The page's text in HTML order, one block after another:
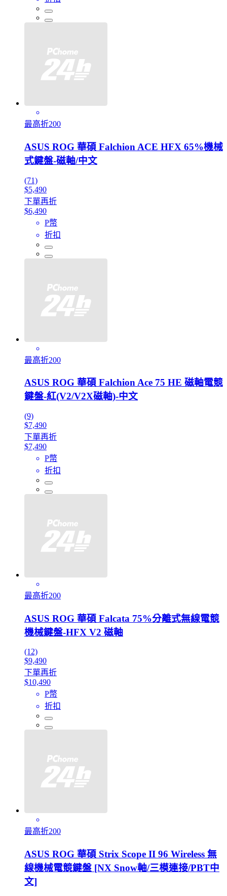
最高折200
ASUS ROG 華碩 Falchion ACE HFX 65%機械
式鍵盤-磁軸/中文
(71)
$5,490
下單再折
$6,490
P幣
折扣
最高折200
ASUS ROG 華碩 Falchion Ace 75 HE 磁軸電競
鍵盤-紅(V2/V2X磁軸)-中文
(9)
$7,490
下單再折
$7,490
P幣
折扣
最高折200
ASUS ROG 華碩 Falcata 75%分離式無線電競
機械鍵盤-HFX V2 磁軸
(12)
$9,490
下單再折
$10,490
P幣
折扣
最高折200
ASUS ROG 華碩 Strix Scope II 96 Wireless 無
線機械電競鍵盤 [NX Snow軸/三模連接/PBT中
文]